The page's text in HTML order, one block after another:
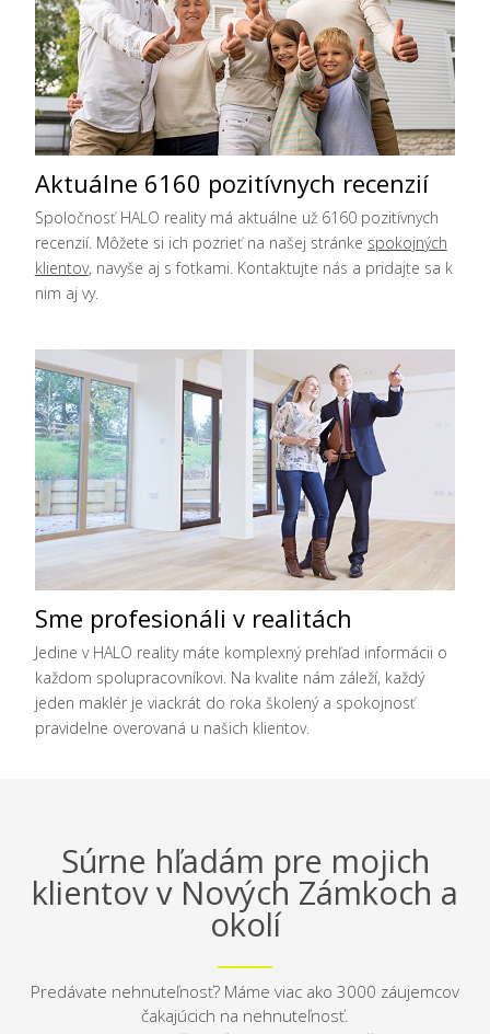
Aktuálne 6160 pozitívnych recenzií
Spoločnosť HALO reality má aktuálne už 6160 pozitívnych
recenzií. Môžete si ich pozrieť na našej stránke spokojných
klientov, navyše aj s fotkami. Kontaktujte nás a pridajte sa k
nim aj vy.
Sme profesionáli v realitách
Jedine v HALO reality máte komplexný prehľad informácii o
každom spolupracovníkovi. Na kvalite nám záleží, každý
jeden maklér je viackrát do roka školený a spokojnosť
pravidelne overovaná u našich klientov.
Súrne hľadám pre mojich
klientov v Nových Zámkoch a
okolí
Predávate nehnuteľnosť? Máme viac ako 3000 záujemcov
čakajúcich na nehnuteľnosť.